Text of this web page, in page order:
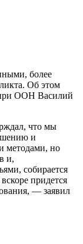
более
Об этом
при ООН Василий
что мы
и
методами, но
и,
собирается
придется
— заявил